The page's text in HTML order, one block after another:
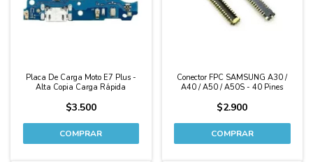
Placa De Carga Moto E7 Plus -
Alta Copia Carga Rápida
$3.500
Conector FPC SAMSUNG A30 /
A40 / A50 / A50S - 40 Pines
$2.900